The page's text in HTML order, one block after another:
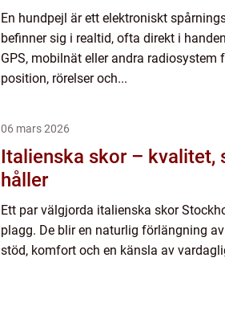
En hundpejl är ett elektroniskt
befinner sig i realtid, ofta direkt i
GPS, mobilnät eller andra radiosystem
position, rörelser och...
06 mars 2026
Italienska skor – kvalitet,
håller
Ett par välgjorda italienska skor
plagg. De blir en naturlig förlängning
stöd, komfort och en känsla av